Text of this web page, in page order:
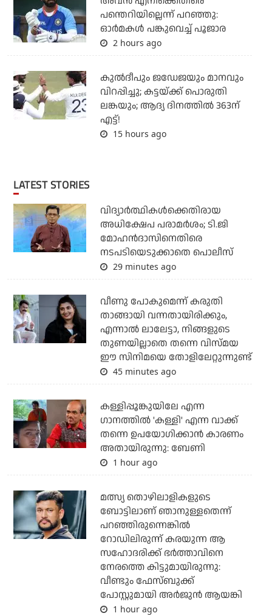
പന്തെറിയില്ലെന്ന് പറഞ്ഞു:
ഓര്‍മകള്‍ പങ്കുവെച്ച് പൂജാര
2 hours ago
കുല്‍ദീപും ജഡേജയും മാനവും
വിറപ്പിച്ചു; കട്ടയ്ക്ക് പൊരുതി
ലങ്കയും; ആദ്യ ദിനത്തില്‍ 363ന്
എട്ട്!
15 hours ago
LATEST STORIES
വിദ്യാര്‍ത്ഥികള്‍ക്കെതിരായ
അധിക്ഷേപ പരാമര്‍ശം; ടി.ജി
മോഹന്‍ദാസിനെതിരെ
നടപടിയെടുക്കാതെ പൊലീസ്
29 minutes ago
വീണു പോകുമെന്ന് കരുതി
താങ്ങായി വന്നതായിരിക്കും,
എന്നാല്‍ ലാലേട്ടാ, നിങ്ങളുടെ
തുണയില്ലാതെ തന്നെ വിസ്മയ
ഈ സിനിമയെ തോളിലേറ്റുന്നുണ്ട്
45 minutes ago
കള്ളിപ്പൂങ്കുയിലേ എന്ന
ഗാനത്തിൽ 'കള്ളി' എന്ന വാക്ക്
തന്നെ ഉപയോഗിക്കാൻ കാരണം
അതായിരുന്നു: ബേണി
1 hour ago
മത്സ്യ തൊഴിലാളികളുടെ
ബോട്ടിലാണ് ഞാനുള്ളതെന്ന്
പറഞ്ഞിരുന്നെങ്കില്‍
റോഡിലിരുന്ന് കരയുന്ന ആ
സഹോദരിക്ക് ഭര്‍ത്താവിനെ
നേരത്തെ കിട്ടുമായിരുന്നു:
വീണ്ടും ഫേസ്ബുക്ക്
പോസ്റ്റുമായി അര്‍ജുന്‍ ആയങ്കി
1 hour ago